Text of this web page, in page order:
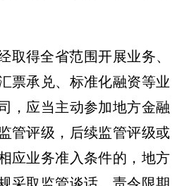
得全省范围开展业务、
票承兑、标准化融资等业
，应当主动参加地方金融
管评级，后续监管评级或
应业务准入条件的，地方